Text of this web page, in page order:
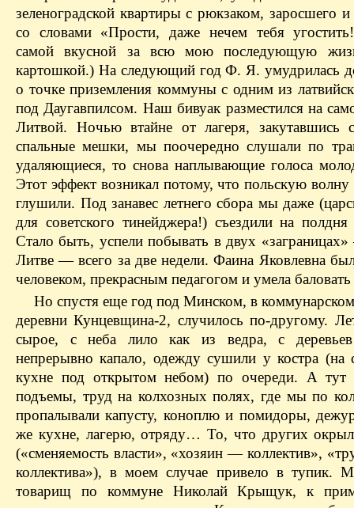
зеленоградской квартиры с рюкзаком, заросшего
со словами «Прости, даже нечем тебя
самой вкусной за всю мою последующую
картошкой.) На следующий год Ф. Я. умудрилась
о точке приземления коммуны с одним из
под Даугавпилсом. Наш бивуак разместился на
Литвой. Ночью втайне от лагеря, закутавшись
спальные мешки, мы поочередно слушали по
удаляющиеся, то снова наплывающие голоса
Этот эффект возникал потому, что польскую
глушили. Под занавес летнего сбора мы даже
для советского тинейджера!) съездили на
Стало быть, успели побывать в двух
Литве — всего за две недели. Фаина Яковлевна
человеком, прекрасным педагогом и умела баловать
Но спустя еще год под Минском, в коммунарском
деревни Кунцевщина-2, случилось по-другому.
сырое, с неба лило как из ведра, с
непрерывно капало, одежду сушили у костра (на
кухне под открытом небом) по очереди. А тут
подъемы, труд на колхозных полях, где мы по
пропалывали капусту, коноплю и помидоры,
же кухне, лагерю, отряду… То, что других
(«сменяемость власти», «хозяин — коллектив»,
коллектива»), в моем случае привело в тупик.
товарищ по коммуне Николай Крыщук, к